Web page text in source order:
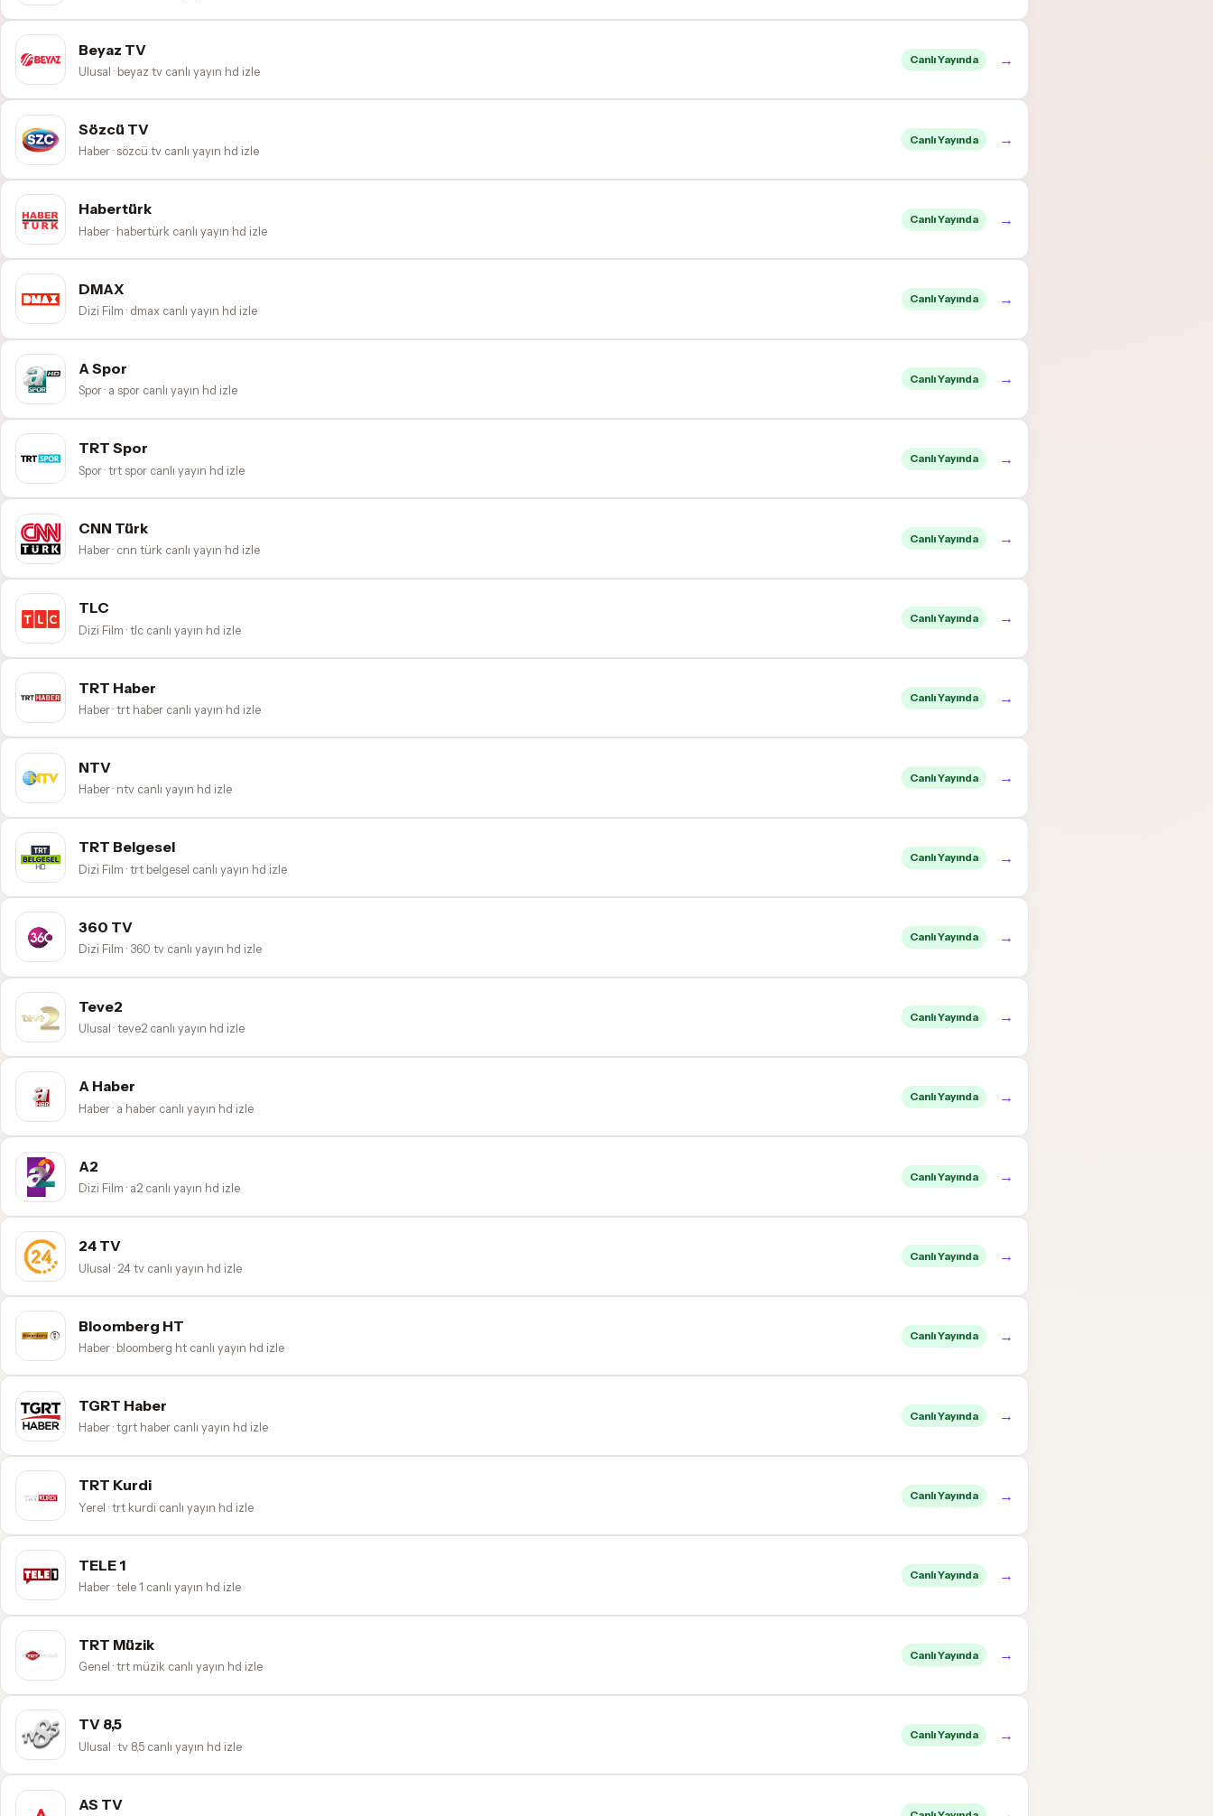
Beyaz TV
Ulusal · beyaz tv canlı yayın hd izle
Canlı Yayında →
Sözcü TV
Haber · sözcü tv canlı yayın hd izle
Canlı Yayında →
Habertürk
Haber · habertürk canlı yayın hd izle
Canlı Yayında →
DMAX
Dizi Film · dmax canlı yayın hd izle
Canlı Yayında →
A Spor
Spor · a spor canlı yayın hd izle
Canlı Yayında →
TRT Spor
Spor · trt spor canlı yayın hd izle
Canlı Yayında →
CNN Türk
Haber · cnn türk canlı yayın hd izle
Canlı Yayında →
TLC
Dizi Film · tlc canlı yayın hd izle
Canlı Yayında →
TRT Haber
Haber · trt haber canlı yayın hd izle
Canlı Yayında →
NTV
Haber · ntv canlı yayın hd izle
Canlı Yayında →
TRT Belgesel
Dizi Film · trt belgesel canlı yayın hd izle
Canlı Yayında →
360 TV
Dizi Film · 360 tv canlı yayın hd izle
Canlı Yayında →
Teve2
Ulusal · teve2 canlı yayın hd izle
Canlı Yayında →
A Haber
Haber · a haber canlı yayın hd izle
Canlı Yayında →
A2
Dizi Film · a2 canlı yayın hd izle
Canlı Yayında →
24 TV
Ulusal · 24 tv canlı yayın hd izle
Canlı Yayında →
Bloomberg HT
Haber · bloomberg ht canlı yayın hd izle
Canlı Yayında →
TGRT Haber
Haber · tgrt haber canlı yayın hd izle
Canlı Yayında →
TRT Kurdi
Yerel · trt kurdi canlı yayın hd izle
Canlı Yayında →
TELE 1
Haber · tele 1 canlı yayın hd izle
Canlı Yayında →
TRT Müzik
Genel · trt müzik canlı yayın hd izle
Canlı Yayında →
TV 8,5
Ulusal · tv 8,5 canlı yayın hd izle
Canlı Yayında →
AS TV